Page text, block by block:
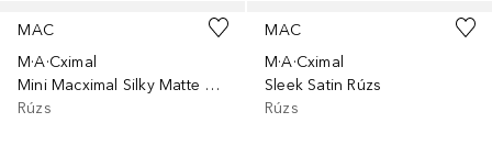
MAC
M·A·Cximal
Mini Macximal Silky Matte Lipstick
Rúzs
MAC
M·A·Cximal
Sleek Satin Rúzs
Rúzs